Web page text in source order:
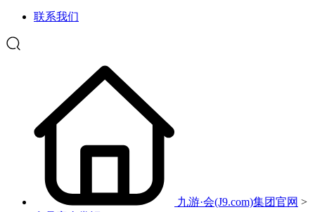
联系我们
九游·会(J9.com)集团官网 >